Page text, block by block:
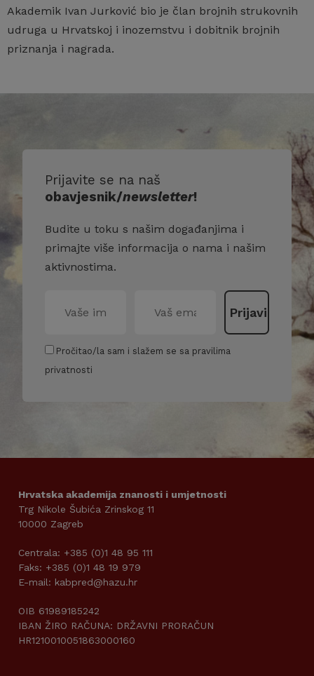
Akademik Ivan Jurković bio je član brojnih strukovnih
udruga u Hrvatskoj i inozemstvu i dobitnik brojnih
priznanja i nagrada.
Prijavite se na naš
obavjesnik/newsletter!
Budite u toku s našim događanjima i
primajte više informacija o nama i našim
aktivnostima.
Pročitao/la sam i slažem se sa pravilima
privatnosti
Hrvatska akademija znanosti i umjetnosti
Trg Nikole Šubića Zrinskog 11
10000 Zagreb
Centrala: +385 (0)1 48 95 111
Faks: +385 (0)1 48 19 979
E-mail: kabpred@hazu.hr
OIB 61989185242
IBAN ŽIRO RAČUNA: DRŽAVNI PRORAČUN
HR1210010051863000160